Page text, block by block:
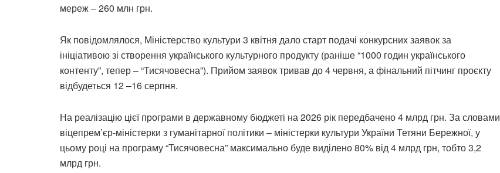
мереж – 260 млн грн.
Як повідомлялося, Міністерство культури 3 квітня дало старт подачі конкурсних заявок за
ініціативою зі створення українського культурного продукту (раніше “1000 годин українського
контенту”, тепер – “Тисячовесна”). Прийом заявок тривав до 4 червня, а фінальний пітчинг проєкту
відбудеться 12 –16 серпня.
На реалізацію цієї програми в державному бюджеті на 2026 рік передбачено 4 млрд грн. За словами
віцепрем’єр-міністерки з гуманітарної політики – міністерки культури України Тетяни Бережної, у
цьому році на програму “Тисячовесна” максимально буде виділено 80% від 4 млрд грн, тобто 3,2
млрд грн.